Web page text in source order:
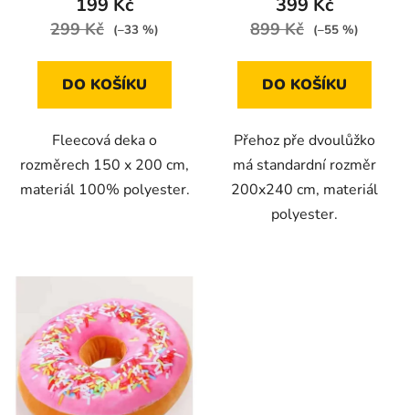
199 Kč
299 Kč (–33 %)
DO KOŠÍKU
Fleecová deka o
rozměrech 150 x 200 cm,
materiál 100% polyester.
399 Kč
899 Kč (–55 %)
DO KOŠÍKU
Přehoz pře dvoulůžko
má standardní rozměr
200x240 cm, materiál
polyester.